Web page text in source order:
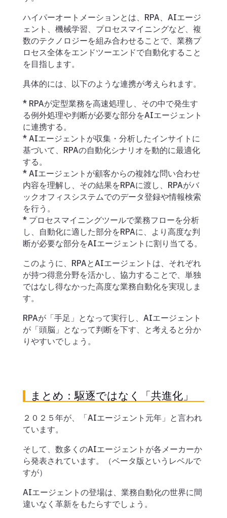
ハイパーオートメーションとは、RPA、AIエージ
ェント、機械学習、プロセスマイニングなど、複
数のテクノロジーを組み合わせることで、業務プ
ロセス全体をエンドツーエンドで自動化すること
を目指します。
具体的には、以下のような連携が考えられます。
* RPAが定型業務を高速処理し、その中で発生す
る例外処理や判断が必要な部分をAIエージェント
に連携する。
* AIエージェントが収集・分析したインサイトに
基づいて、RPAの自動化シナリオを動的に最適化
する。
* AIエージェントが顧客からの複雑な問い合わせ
内容を理解し、その結果をRPAに渡し、RPAがバ
ックオフィスシステムでのデータ登録や情報検索
を行う。
* プロセスマイニングツールで業務フローを分析
し、自動化に適した部分をRPAに、より高度な判
断が必要な部分をAIエージェントに割り当てる。
このように、RPAとAIエージェントは、それぞれ
が持つ得意分野を活かし、協力することで、単独
ではなし得なかった高度な業務自動化を実現しま
す。
RPAが「手足」となって実行し、AIエージェント
が「頭脳」となって判断を下す、と考えると分か
りやすいでしょう。
まとめ：駆逐ではなく「共進化」
２０２５年が、「AIエージェント元年」と言われ
ています。
そして、数多くのAIエージェントが各メーカーか
ら発表されています。（ベータ版というレベルで
すが）
AIエージェントの登場は、業務自動化の世界に間
違いなく革新をもたらすでしょう。